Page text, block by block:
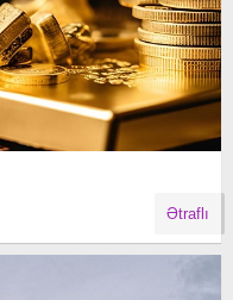
Ətraflı